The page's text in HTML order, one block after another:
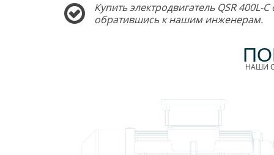
Купить электродвигатель QSR
обратившись к нашим инженерам.
НАШИ